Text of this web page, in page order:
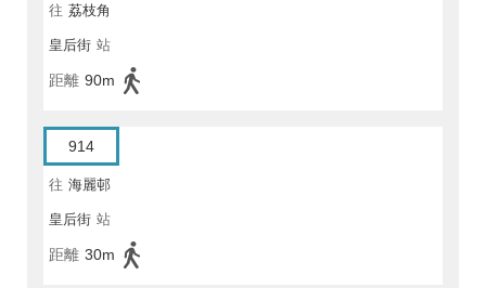
往 荔枝角
皇后街 站
距離 90m
914
往 海麗邨
皇后街 站
距離 30m